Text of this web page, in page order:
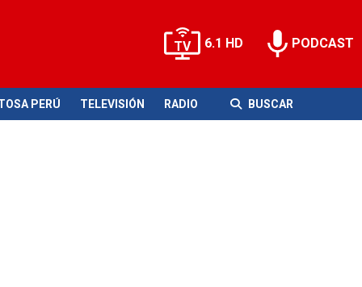
6.1 HD PODCAST
PERÚ TELEVISIÓN RADIO BUSCAR